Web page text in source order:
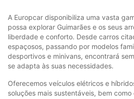
A Europcar disponibiliza uma vasta
possa explorar Guimarães e os seus
liberdade e conforto. Desde carros
espaçosos, passando por modelos
desportivos e minivans, encontrará
se adapta às suas necessidades.
Oferecemos veículos elétricos e
soluções mais sustentáveis, bem